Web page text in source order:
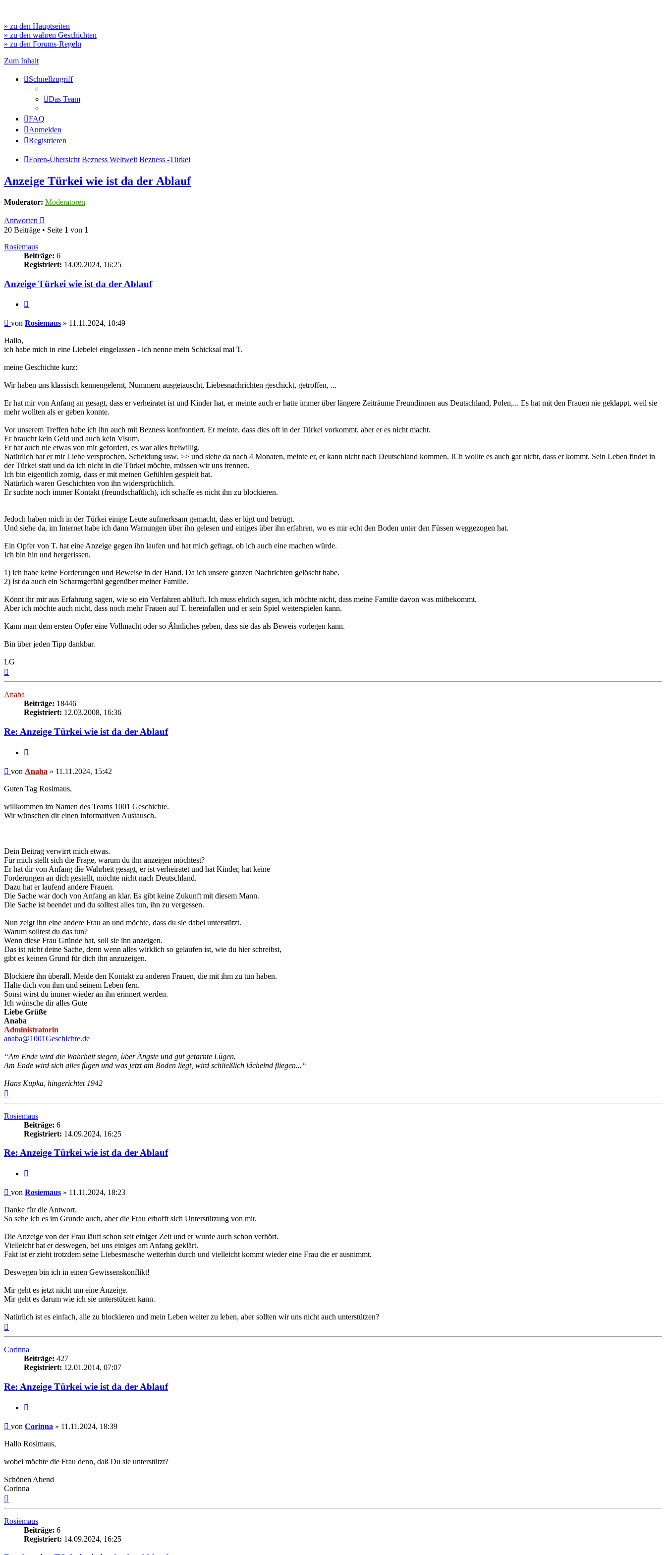
» zu den Hauptseiten
» zu den wahren Geschichten
» zu den Forums-Regeln
Zum Inhalt
Schnellzugriff
Das Team
FAQ
Anmelden
Registrieren
Foren-Übersicht Bezness Weltweit Bezness -Türkei
Anzeige Türkei wie ist da der Ablauf
Moderator: Moderatoren
Antworten
20 Beiträge • Seite 1 von 1
Rosiemaus
Beiträge: 6
Registriert: 14.09.2024, 16:25
Anzeige Türkei wie ist da der Ablauf
Beitrag
von Rosiemaus » 11.11.2024, 10:49
Hallo,
ich habe mich in eine Liebelei eingelassen - ich nenne mein Schicksal mal T.
meine Geschichte kurz:
Wir haben uns klassisch kennengelernt, Nummern ausgetauscht, Liebesnachrichten geschickt, getroffen, ...
Er hat mir von Anfang an gesagt, dass er verheiratet ist und Kinder hat, er meinte auch er hatte immer über längere Zeiträume Freundinnen aus Deutschland, Polen,... Es hat mit den Frauen nie geklappt, weil sie
mehr wollten als er geben konnte.
Vor unserem Treffen habe ich ihn auch mit Bezness konfrontiert. Er meinte, dass dies oft in der Türkei vorkommt, aber er es nicht macht.
Er braucht kein Geld und auch kein Visum.
Er hat auch nie etwas von mir gefordert, es war alles freiwillig.
Natürlich hat er mir Liebe versprochen, Scheidung usw. >> und siehe da nach 4 Monaten, meinte er, er kann nicht nach Deutschland kommen. ICh wollte es auch gar nicht, dass er kommt. Sein Leben findet in
der Türkei statt und da ich nicht in die Türkei möchte, müssen wir uns trennen.
Ich bin eigentlich zornig, dass er mit meinen Gefühlen gespielt hat.
Natürlich waren Geschichten von ihn widersprüchlich.
Er suchte noch immer Kontakt (freundschaftlich), ich schaffe es nicht ihn zu blockieren.
Jedoch haben mich in der Türkei einige Leute aufmerksam gemacht, dass er lügt und betrügt.
Und siehe da, im Internet habe ich dann Warnungen über ihn gelesen und einiges über ihn erfahren, wo es mir echt den Boden unter den Füssen weggezogen hat.
Ein Opfer von T. hat eine Anzeige gegen ihn laufen und hat mich gefragt, ob ich auch eine machen würde.
Ich bin hin und hergerissen.
1) ich habe keine Forderungen und Beweise in der Hand. Da ich unsere ganzen Nachrichten gelöscht habe.
2) Ist da auch ein Scharmgefühl gegenüber meiner Familie.
Könnt ihr mir aus Erfahrung sagen, wie so ein Verfahren abläuft. Ich muss ehrlich sagen, ich möchte nicht, dass meine Familie davon was mitbekommt.
Aber ich möchte auch nicht, dass noch mehr Frauen auf T. hereinfallen und er sein Spiel weiterspielen kann.
Kann man dem ersten Opfer eine Vollmacht oder so Ähnliches geben, dass sie das als Beweis vorlegen kann.
Bin über jeden Tipp dankbar.
LG
Anaba
Beiträge: 18446
Registriert: 12.03.2008, 16:36
Re: Anzeige Türkei wie ist da der Ablauf
Beitrag
von Anaba » 11.11.2024, 15:42
Guten Tag Rosimaus,
willkommen im Namen des Teams 1001 Geschichte.
Wir wünschen dir einen informativen Austausch.
Dein Beitrag verwirrt mich etwas.
Für mich stellt sich die Frage, warum du ihn anzeigen möchtest?
Er hat dir von Anfang die Wahrheit gesagt, er ist verheiratet und hat Kinder, hat keine
Forderungen an dich gestellt, möchte nicht nach Deutschland.
Dazu hat er laufend andere Frauen.
Die Sache war doch von Anfang an klar. Es gibt keine Zukunft mit diesem Mann.
Die Sache ist beendet und du solltest alles tun, ihn zu vergessen.
Nun zeigt ihn eine andere Frau an und möchte, dass du sie dabei unterstützt.
Warum solltest du das tun?
Wenn diese Frau Gründe hat, soll sie ihn anzeigen.
Das ist nicht deine Sache, denn wenn alles wirklich so gelaufen ist, wie du hier schreibst,
gibt es keinen Grund für dich ihn anzuzeigen.
Blockiere ihn überall. Meide den Kontakt zu anderen Frauen, die mit ihm zu tun haben.
Halte dich von ihm und seinem Leben fern.
Sonst wirst du immer wieder an ihn erinnert werden.
Ich wünsche dir alles Gute
Liebe Grüße
Anaba
Administratorin
anaba@1001Geschichte.de
“Am Ende wird die Wahrheit siegen, über Ängste und gut getarnte Lügen.
Am Ende wird sich alles fügen und was jetzt am Boden liegt, wird schließlich lächelnd fliegen...“
Hans Kupka, hingerichtet 1942
Rosiemaus
Beiträge: 6
Registriert: 14.09.2024, 16:25
Re: Anzeige Türkei wie ist da der Ablauf
Beitrag
von Rosiemaus » 11.11.2024, 18:23
Danke für die Antwort.
So sehe ich es im Grunde auch, aber die Frau erhofft sich Unterstützung von mir.
Die Anzeige von der Frau läuft schon seit einiger Zeit und er wurde auch schon verhört.
Vielleicht hat er deswegen, bei uns einiges am Anfang geklärt.
Fakt ist er zieht trotzdem seine Liebesmasche weiterhin durch und vielleicht kommt wieder eine Frau die er ausnimmt.
Deswegen bin ich in einen Gewissenskonflikt!
Mir geht es jetzt nicht um eine Anzeige.
Mir geht es darum wie ich sie unterstützen kann.
Natürlich ist es einfach, alle zu blockieren und mein Leben weiter zu leben, aber sollten wir uns nicht auch unterstützen?
Corinna
Beiträge: 427
Registriert: 12.01.2014, 07:07
Re: Anzeige Türkei wie ist da der Ablauf
Beitrag
von Corinna » 11.11.2024, 18:39
Hallo Rosimaus,
wobei möchte die Frau denn, daß Du sie unterstützt?
Schönen Abend
Corinna
Rosiemaus
Beiträge: 6
Registriert: 14.09.2024, 16:25